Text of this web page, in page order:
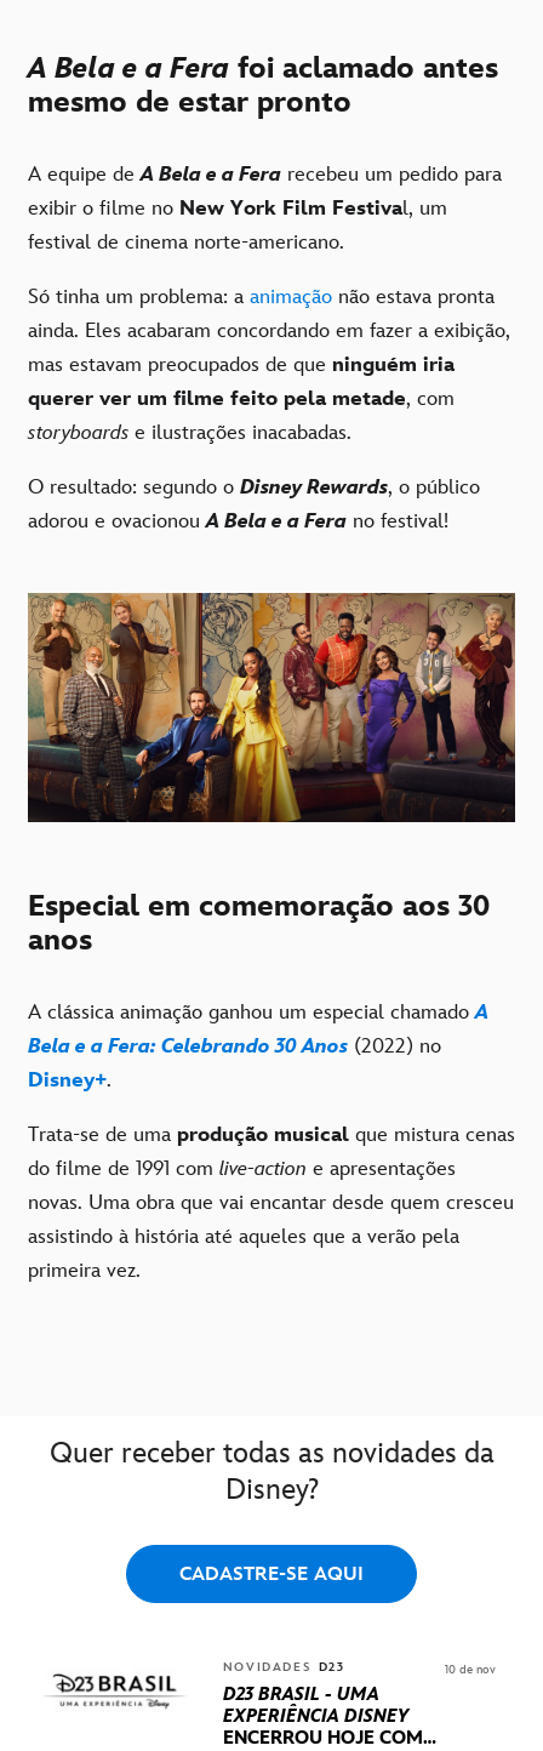
A Bela e a Fera foi aclamado antes
mesmo de estar pronto
A equipe deA Bela e a Fera recebeu um pedido para
exibir o filme no New York Film Festival, um
festival de cinema norte-americano.
Só tinha um problema: a animação não estava pronta
ainda. Eles acabaram concordando em fazer a exibição,
mas estavam preocupados de que ninguém iria
querer ver um filme feito pela metade, com
storyboards e ilustrações inacabadas.
O resultado: segundo o Disney Rewards, o público
adorou e ovacionouA Bela e a Fera no festival!
Especial em comemoração aos 30
anos
A clássica animação ganhou um especial chamadoA
Bela e a Fera: Celebrando 30 Anos (2022) no
Disney+.
Trata-se de uma produção musical que mistura cenas
do filme de 1991 com live-action e apresentações
novas. Uma obra que vai encantar desde quem cresceu
assistindo à história até aqueles que a verão pela
primeira vez.
Quer receber todas as novidades da
Disney?
CADASTRE-SE AQUI
NOVIDADES D23
D23 BRASIL - UMA
EXPERIÊNCIA DISNEY
ENCERROU HOJE COM
10 de nov